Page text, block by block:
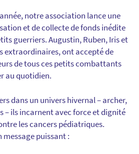
notre association lance une
et de collecte de fonds inédite
guerriers. Augustin, Ruben, Iris et
extraordinaires, ont accepté de
de tous ces petits combattants
au quotidien.
dans un univers hivernal – archer,
– ils incarnent avec force et dignité
les cancers pédiatriques.
message puissant :